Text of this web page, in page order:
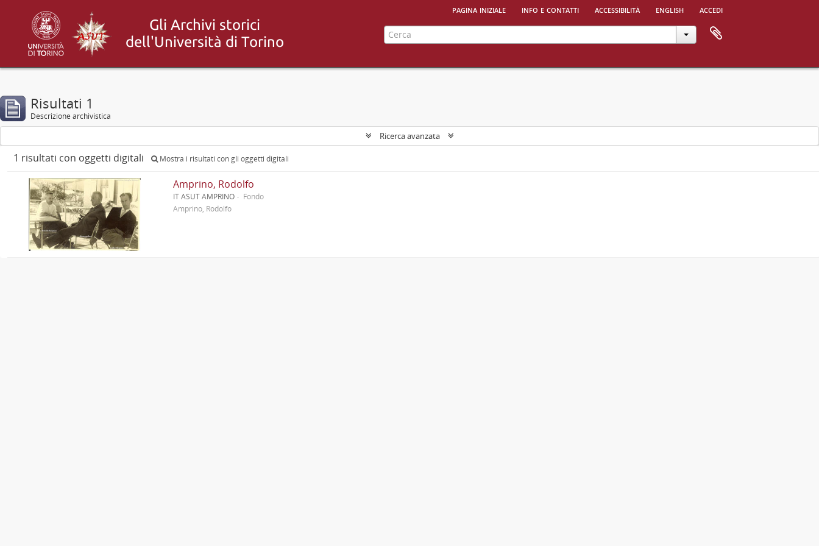
pagina iniziale info e contatti accessibilità english accedi
Risultati 1
Descrizione archivistica
Ricerca avanzata
1 risultati con oggetti digitali Mostra i risultati con gli oggetti digitali
Amprino, Rodolfo
IT ASUT AMPRINO
Fondo
Amprino, Rodolfo